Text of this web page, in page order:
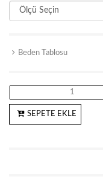
Beden Tablosu
SEPETE EKLE